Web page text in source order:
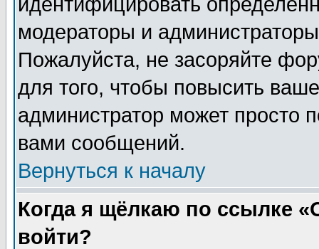
модераторы и
Пожалуйста, не засоряйте
для того, чтобы повысить
администратор может просто
вами сообщений.
Вернуться к началу
Когда я щёлкаю по ссылке
войти?